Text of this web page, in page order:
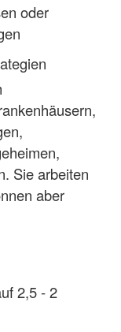
oder
Sie arbeiten
aber
2,5 - 2